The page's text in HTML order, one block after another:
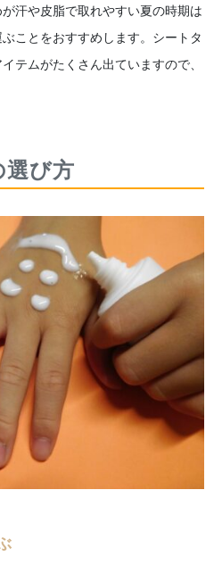
汗や皮脂で取れやすい夏の時期は
ことをおすすめします。シートタ
テムがたくさん出ていますので、
選び方